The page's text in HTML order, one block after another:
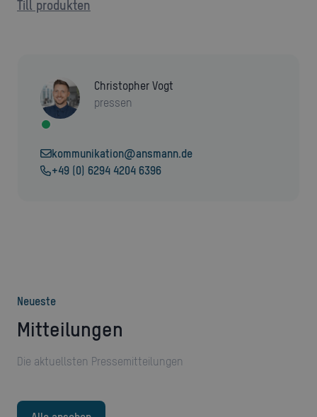
Till produkten
Christopher Vogt
pressen
kommunikation@ansmann.de
+49 (0) 6294 4204 6396
Neueste
Mitteilungen
Die aktuellsten Pressemitteilungen